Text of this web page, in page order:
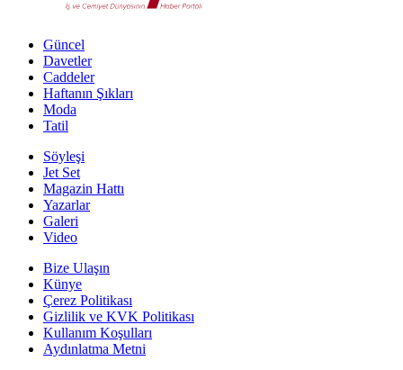
Güncel
Davetler
Caddeler
Haftanın Şıkları
Moda
Tatil
Söyleşi
Jet Set
Magazin Hattı
Yazarlar
Galeri
Video
Bize Ulaşın
Künye
Çerez Politikası
Gizlilik ve KVK Politikası
Kullanım Koşulları
Aydınlatma Metni